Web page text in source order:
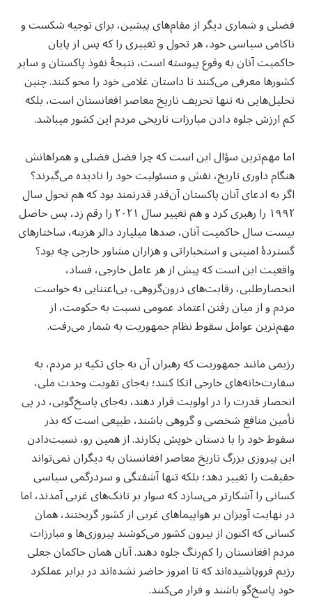
فضلی و شماری دیگر از مقام‌های پیشین، برای توجیه شکست و
ناکامی سیاسی خود، هر تحول و تغییری را که پس از پایان
حاکمیت آنان به وقوع پیوسته است، نتیجهٔ نفوذ پاکستان و سایر
کشورها معرفی می‌کنند تا داستان غلامی خود را محو کنند. چنین
تحلیل‌هایی نه‌ تنها تحریف تاریخ معاصر افغانستان است، بلکه
کم ارزش جلوه دادن مبارزات تاریخی مردم این کشور می‎باشد.
اما مهم‌ترین سؤال این است که چرا فضل فضلی و همراهانش
هنگام داوری تاریخ، نقش و مسئولیت خود را نادیده می‌گیرند؟
اگر به ادعای آنان پاکستان آن‌قدر قدرتمند بود که هم تحول سال
۱۹۹۲ را رهبری کرد و هم تغییر سال ۲۰۲۱ را رقم زد، پس حاصل
بیست سال حاکمیت آنان، صدها میلیارد دالر هزینه، ساختارهای
گستردهٔ امنیتی و استخباراتی و هزاران مشاور خارجی چه بود؟
واقعیت این است که پیش از هر عامل خارجی، فساد،
انحصارطلبی، رقابت‌های درون‌گروهی، بی‌اعتنایی به خواست
مردم و از میان رفتن اعتماد عمومی نسبت به حکومت، از
مهم‌ترین عوامل سقوط نظام جمهوریت به شمار می‌رفت.
رژیمی مانند جمهوریت که رهبران آن به‌ جای تکیه بر مردم، به
سفارت‌خانه‌های خارجی اتکا کنند؛ به‌جای تقویت وحدت ملی،
انحصار قدرت را در اولویت قرار دهند، به‌جای پاسخ‌گویی، در پی
تأمین منافع شخصی و گروهی باشند، طبیعی است که بذر
سقوط خود را با دستان خویش بکارند. از همین رو، نسبت‌دادن
این پیروزی بزرگ تاریخ معاصر افغانستان به دیگران نمی‌تواند
حقیقت را تغییر دهد؛ بلکه تنها آشفتگی و سردرگمی سیاسی
کسانی را آشکارتر می‌سازد که سوار بر تانک‌های غربی آمدند، اما
در نهایت آویزان بر هواپیماهای غربی از کشور گریختند، همان
کسانی که اکنون از بیرون کشور می‌کوشند پیروزی‌ها و مبارزات
مردم افغانستان را کم‌رنگ جلوه دهند. آنان همان حاکمان جعلی
رژیم فروپاشیده‌اند که تا امروز حاضر نشده‌اند در برابر عملکرد
خود پاسخ‌گو باشند و فرار می‌کنند.